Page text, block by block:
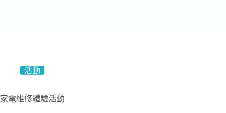
活動
家電維修體驗活動